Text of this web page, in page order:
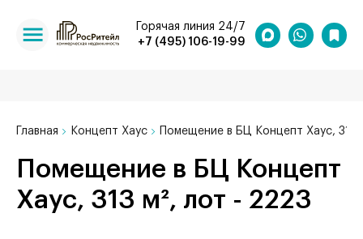
+7 (495) 106-19-99
Горячая линия 24/7
Главная Концепт Хаус Помещение в БЦ Концепт Хаус, 313
Помещение в БЦ Концепт
Хаус, 313 м², лот - 2223